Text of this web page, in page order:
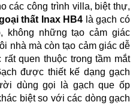
các công trình villa, biệt thự,
thất Inax HB4 là gạch có
không những tạo cảm giác
nhà mà còn tạo cảm giác dễ
quen thuộc trong tầm mắt
được thiết kế dạng gạch
dùng gọi là gạch que ốp
biệt so với các dòng gạch